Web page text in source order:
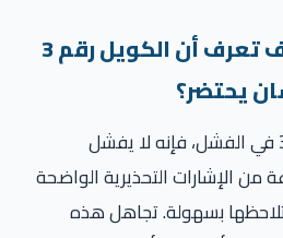
علامات الخطر: كيف تعرف أن الكويل رقم 3
يحتضر؟
عندما يبدأ الكويل رقم 3 في الفشل، فإنه لا يفشل
الإشارات التحذيرية الواضحة
بسهولة. تجاهل هذه